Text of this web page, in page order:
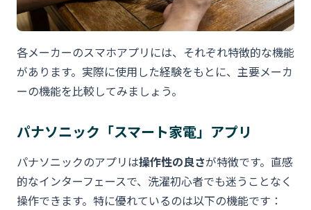
各メーカーのスマホアプリには、それぞれ特徴的な機能
があります。実際に使用した経験をもとに、主要メーカ
ーの機能を比較してみましょう。
パナソニック「スマート家電」アプリ
パナソニックのアプリは操作性の良さが特徴です。直感
的なインターフェースで、洗濯初心者でも迷うことなく
操作できます。特に優れているのは以下の機能です：